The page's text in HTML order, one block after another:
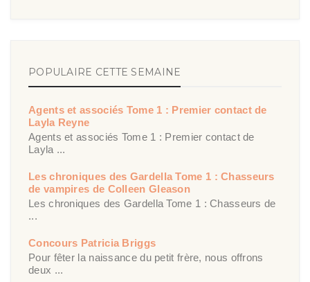
POPULAIRE CETTE SEMAINE
Agents et associés Tome 1 : Premier contact de
Layla Reyne
Agents et associés Tome 1 : Premier contact de
Layla ...
Les chroniques des Gardella Tome 1 : Chasseurs
de vampires de Colleen Gleason
Les chroniques des Gardella Tome 1 : Chasseurs de
...
Concours Patricia Briggs
Pour fêter la naissance du petit frère, nous offrons
deux ...